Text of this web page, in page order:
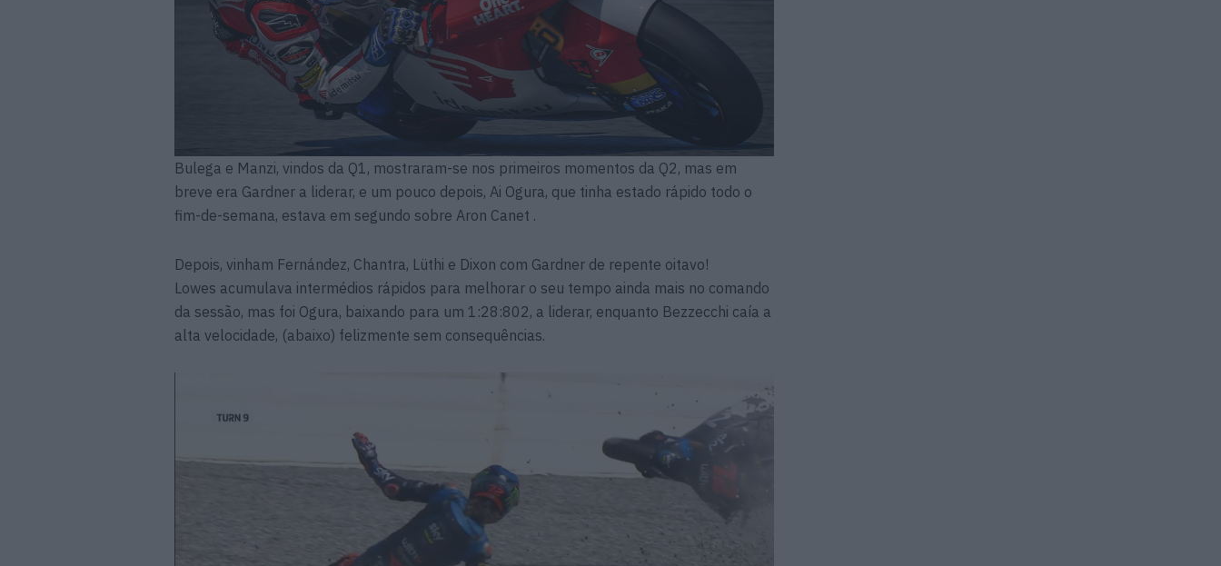
Bulega e Manzi, vindos da Q1, mostraram-se nos primeiros momentos da Q2, mas em
breve era Gardner a liderar, e um pouco depois, Ai Ogura, que tinha estado rápido todo o
fim-de-semana, estava em segundo sobre Aron Canet .
Depois, vinham Fernández, Chantra, Lüthi e Dixon com Gardner de repente oitavo!
Lowes acumulava intermédios rápidos para melhorar o seu tempo ainda mais no comando
da sessão, mas foi Ogura, baixando para um 1:28:802, a liderar, enquanto Bezzecchi caía a
alta velocidade, (abaixo) felizmente sem consequências.